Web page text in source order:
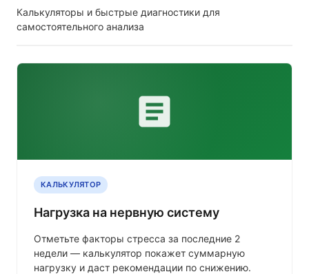
Калькуляторы и быстрые диагностики для
самостоятельного анализа
КАЛЬКУЛЯТОР
Нагрузка на нервную систему
Отметьте факторы стресса за последние 2
недели — калькулятор покажет суммарную
нагрузку и даст рекомендации по снижению.